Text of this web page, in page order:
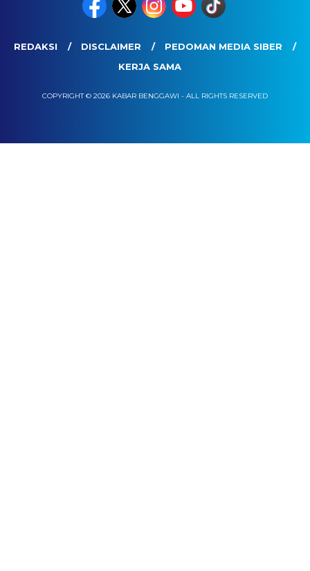
REDAKSI DISCLAIMER
PEDOMAN MEDIA SIBER
KERJA SAMA
COPYRIGHT © 2026 KABAR BENGGAWI - ALL RIGHTS RESERVED